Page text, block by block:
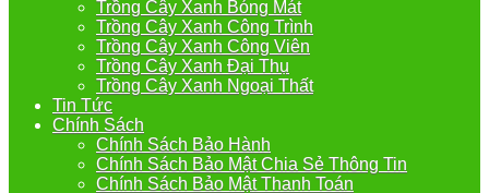
Trồng Cây Xanh Bóng Mát
Trồng Cây Xanh Công Trình
Trồng Cây Xanh Công Viên
Trồng Cây Xanh Đại Thụ
Trồng Cây Xanh Ngoại Thất
Tin Tức
Chính Sách
Chính Sách Bảo Hành
Chính Sách Bảo Mật Chia Sẻ Thông Tin
Chính Sách Bảo Mật Thanh Toán